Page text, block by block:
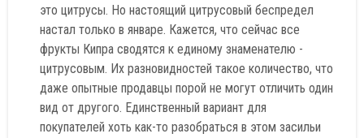
это цитрусы. Но настоящий цитрусовый беспредел
настал только в январе. Кажется, что сейчас все
фрукты Кипра сводятся к единому знаменателю -
цитрусовым. Их разновидностей такое количество, что
даже опытные продавцы порой не могут отличить один
вид от другого. Единственный вариант для
покупателей хоть как-то разобраться в этом засильи